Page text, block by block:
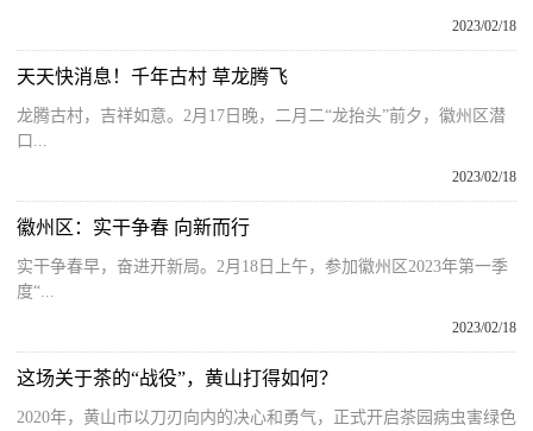
2023/02/18
天天快消息！千年古村 草龙腾飞
龙腾古村，吉祥如意。2月17日晚，二月二“龙抬头”前夕，徽州区潜
口...
2023/02/18
徽州区：实干争春 向新而行
实干争春早，奋进开新局。2月18日上午，参加徽州区2023年第一季
度“...
2023/02/18
这场关于茶的“战役”，黄山打得如何？
2020年，黄山市以刀刃向内的决心和勇气，正式开启茶园病虫害绿色